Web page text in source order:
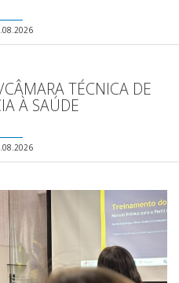
TÉCNICA DE
À SAÚDE